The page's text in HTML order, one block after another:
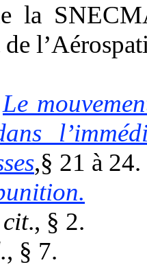
la
Le
,§ 21 à 24.
., § 2.
, § 7.